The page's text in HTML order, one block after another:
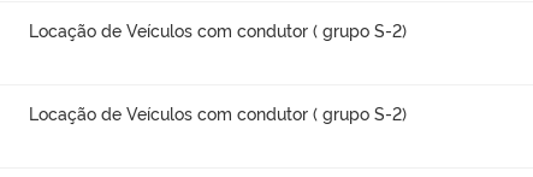
Locação de Veículos com condutor ( grupo S-2)
Locação de Veículos com condutor ( grupo S-2)